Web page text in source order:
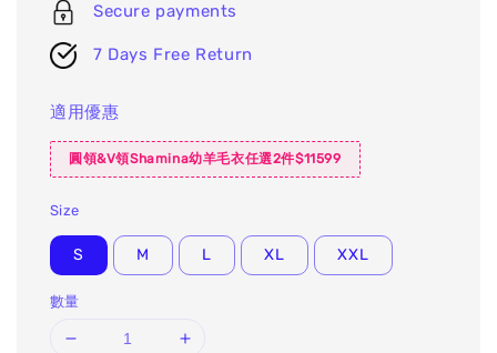
Secure payments
7 Days Free Return
適用優惠
圓領&V領Shamina幼羊毛衣任選2件$11599
Size
S M L XL XXL
數量